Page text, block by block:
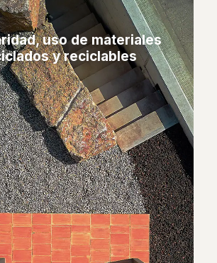
uso de materiales
y reciclables